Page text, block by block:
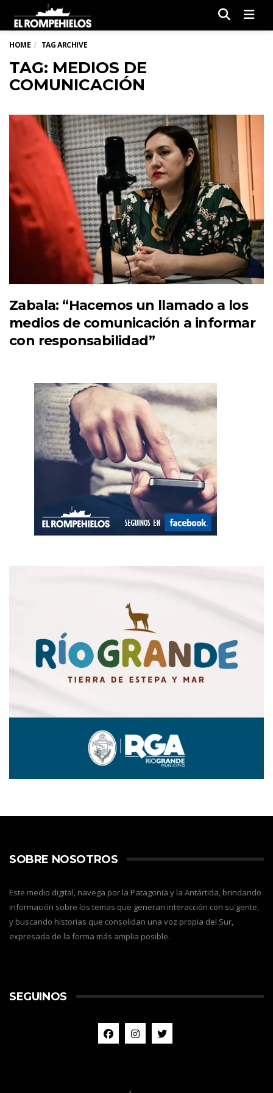
HOME TAG ARCHIVE
TAG: MEDIOS DE
COMUNICACIÓN
Zabala: “Hacemos un llamado a los
medios de comunicación a informar
con responsabilidad”
SOBRE NOSOTROS
Este medio digital, navega por la Patagonia y la Antártida, brindando
información sobre los temas que generan interacción con su gente,
y buscando historias que consolidan una voz propia del Sur,
expresada de la forma más amplia posible.
SEGUINOS